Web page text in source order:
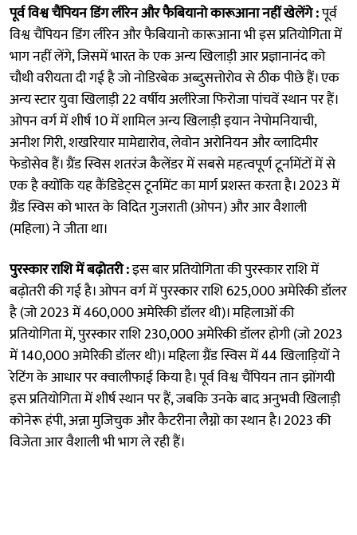
पूर्व विश्व चैंपियन डिंग लीरेन और फैबियानो कारूआना नहीं खेलेंगे :पूर्व
विश्व चैंपियन डिंग लीरेन और फैबियानो कारूआना भी इस प्रतियोगिता में
भाग नहीं लेंगे, जिसमें भारत के एक अन्य खिलाड़ी आर प्रज्ञानानंद को
चौथी वरीयता दी गई है जो नोडिरबेक अब्दुसत्तोरोव से ठीक पीछे हैं। एक
अन्य स्टार युवा खिलाड़ी 22 वर्षीय अलीरेजा फिरोजा पांचवें स्थान पर हैं।
ओपन वर्ग में शीर्ष 10 में शामिल अन्य खिलाड़ी इयान नेपोमनियाची,
अनीश गिरी, शखरियार मामेद्यारोव, लेवोन अरोनियन और व्लादिमीर
फेडोसेव हैं। ग्रैंड स्विस शतरंज कैलेंडर में सबसे महत्वपूर्ण टूर्नामेंटों में से
एक है क्योंकि यह कैंडिडेट्स टूर्नामेंट का मार्ग प्रशस्त करता है। 2023 में
ग्रैंड स्विस को भारत के विदित गुजराती (ओपन) और आर वैशाली
(महिला) ने जीता था।
पुरस्कार राशि में बढ़ोतरी :इस बार प्रतियोगिता की पुरस्कार राशि में
बढ़ोतरी की गई है। ओपन वर्ग में पुरस्कार राशि 625,000 अमेरिकी डॉलर
है (जो 2023 में 460,000 अमेरिकी डॉलर थी)। महिलाओं की
प्रतियोगिता में, पुरस्कार राशि 230,000 अमेरिकी डॉलर होगी (जो 2023
में 140,000 अमेरिकी डॉलर थी)। महिला ग्रैंड स्विस में 44 खिलाड़ियों ने
रेटिंग के आधार पर क्वालीफाई किया है। पूर्व विश्व चैंपियन तान झोंगयी
इस प्रतियोगिता में शीर्ष स्थान पर हैं, जबकि उनके बाद अनुभवी खिलाड़ी
कोनेरू हंपी, अन्ना मुजिचुक और कैटरीना लैग्नो का स्थान है। 2023 की
विजेता आर वैशाली भी भाग ले रही हैं।